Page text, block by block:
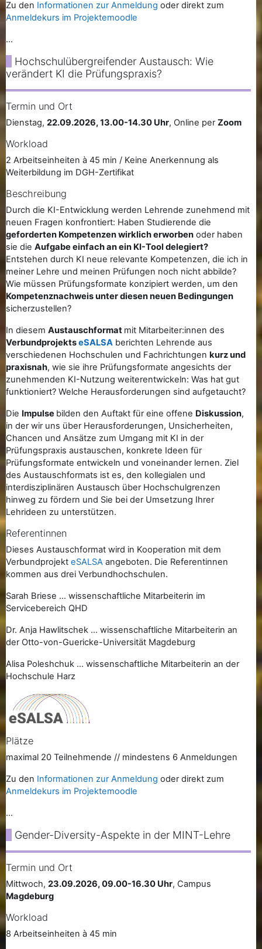
Zu den Informationen zur Anmeldung oder direkt zum
Anmeldekurs im Projektemoodle
...
Hochschulübergreifender Austausch: Wie
verändert KI die Prüfungspraxis?
Termin und Ort
Dienstag, 22.09.2026, 13.00-14.30 Uhr, Online perZoom
Workload
2 Arbeitseinheiten à 45 min / Keine Anerkennung als
Weiterbildung im DGH-Zertifikat
Beschreibung
Durch die KI-Entwicklung werden Lehrende zunehmend mit
neuen Fragen konfrontiert: Haben Studierende die
geforderten Kompetenzen wirklich erworben oder haben
sie die Aufgabe einfach an ein KI-Tool delegiert?
Entstehen durch KI neue relevante Kompetenzen, die ich in
meiner Lehre und meinen Prüfungen noch nicht abbilde?
Wie müssen Prüfungsformate konzipiert werden, um den
Kompetenznachweis unter diesen neuen Bedingungen
sicherzustellen?
In diesem Austauschformat mit Mitarbeiter:innen des
VerbundprojektseSALSA berichten Lehrende aus
verschiedenen Hochschulen und Fachrichtungen kurz und
praxisnah, wie sie ihre Prüfungsformate angesichts der
zunehmenden KI-Nutzung weiterentwickeln: Was hat gut
funktioniert? Welche Herausforderungen sind aufgetaucht?
Die Impulse bilden den Auftakt für eine offene Diskussion,
in der wir uns über Herausforderungen, Unsicherheiten,
Chancen und Ansätze zum Umgang mit KI in der
Prüfungspraxis austauschen, konkrete Ideen für
Prüfungsformate entwickeln und voneinander lernen. Ziel
des Austauschformats ist es, den kollegialen und
interdisziplinären Austausch über Hochschulgrenzen
hinweg zu fördern und Sie bei der Umsetzung Ihrer
Lehrideen zu unterstützen.
Referentinnen
Dieses Austauschformat wird in Kooperation mit dem
Verbundprojekt eSALSA angeboten. Die Referentinnen
kommen aus drei Verbundhochschulen.
Sarah Briese ... wissenschaftliche Mitarbeiterin im
Servicebereich QHD
Dr. Anja Hawlitschek ... wissenschaftliche Mitarbeiterin an
der Otto-von-Guericke-Universität Magdeburg
Alisa Poleshchuk ... wissenschaftliche Mitarbeiterin an der
Hochschule Harz
Plätze
maximal 20 Teilnehmende // mindestens 6 Anmeldungen
Zu den Informationen zur Anmeldung oder direkt zum
Anmeldekurs im Projektemoodle
...
Gender-Diversity-Aspekte in der MINT-Lehre
Termin und Ort
Mittwoch, 23.09.2026, 09.00-16.30 Uhr, Campus
Magdeburg
Workload
8 Arbeitseinheiten à 45 min